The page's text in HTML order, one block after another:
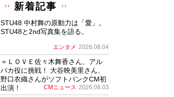
新着記事
STU48 中村舞の原動力は「愛」。
STU48と2nd写真集を語る。
エンタメ 2026.08.04
＝ＬＯＶＥ佐々木舞香さん、アル
パカ役に挑戦！ 大谷映美里さん、
野口衣織さんがソフトバンクCM初
出演！
CMニュース 2026.08.03